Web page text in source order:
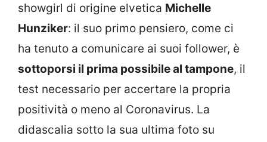
showgirl di origine elvetica Michelle
Hunziker: il suo primo pensiero, come ci
ha tenuto a comunicare ai suoi follower, è
sottoporsi il prima possibile al tampone, il
test necessario per accertare la propria
positività o meno al Coronavirus. La
didascalia sotto la sua ultima foto su